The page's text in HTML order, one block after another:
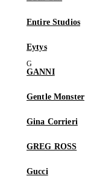
Entire Studios
Eytys
GANNI
Gentle Monster
Gina Corrieri
GREG ROSS
Gucci